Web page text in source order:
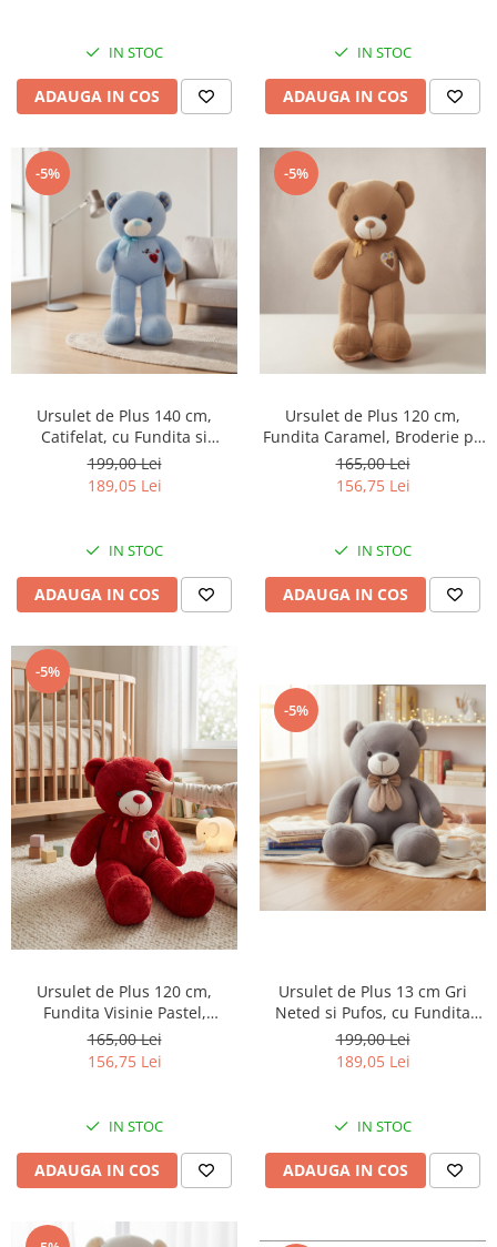
IN STOC
ADAUGA IN COS
IN STOC
ADAUGA IN COS
-5%
Ursulet de Plus 140 cm,
Catifelat, cu Fundita si
Broderie cu Pasare si
Inimioare Rosii, ALBASTRU
199,00 Lei
189,05 Lei
IN STOC
ADAUGA IN COS
-5%
Ursulet de Plus 120 cm,
Fundita Caramel, Broderie pe
Piept „Sweet Love”,
CIOCOLATIU
165,00 Lei
156,75 Lei
IN STOC
ADAUGA IN COS
-5%
Ursulet de Plus 120 cm,
Fundita Visinie Pastel,
Broderie pe Piept „Sweet
Love”, STACOJIU
165,00 Lei
156,75 Lei
IN STOC
ADAUGA IN COS
-5%
Ursulet de Plus 13 cm Gri
Neted si Pufos, cu Fundita
Caramel, pentru Copii si
Bebelusi, GRI PERLAT
199,00 Lei
189,05 Lei
IN STOC
ADAUGA IN COS